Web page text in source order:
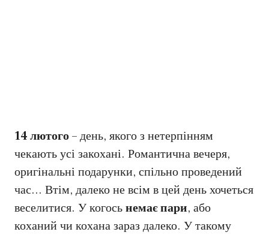
14 лютого– день, якого з нетерпінням
чекають усі закохані. Романтична вечеря,
оригінальні подарунки, спільно проведений
час… Втім, далеко не всім в цей день хочеться
веселитися. У когосьнемає пари, або
коханий чи кохана зараз далеко. У такому